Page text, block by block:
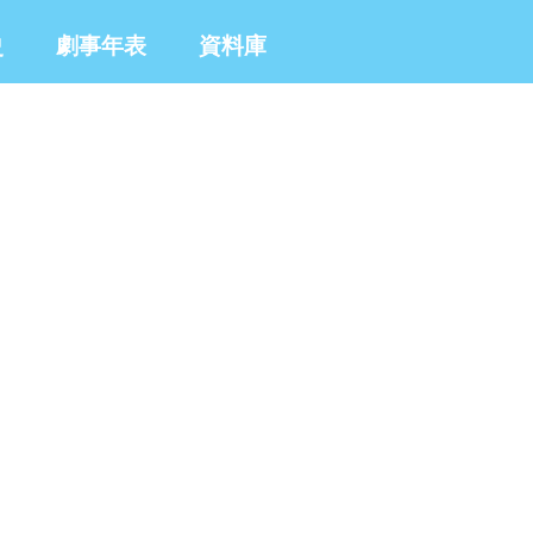
劇事年表 資料庫